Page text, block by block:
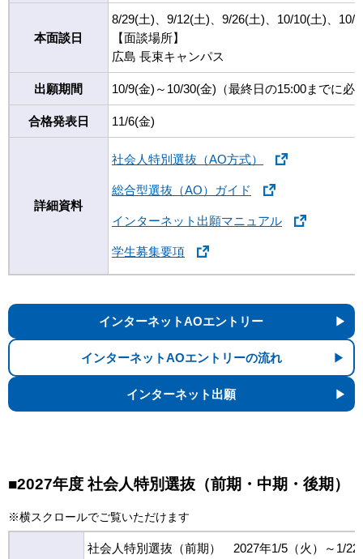
本面談日
8/29(土)、9/12(土)、9/26(土)、10/10(土)、
【面談場所】
広島 長束キャンパス
出願期間 10/9(金)～10/30(金)（最終日の15:00までに必
合格発表日 11/6(金)
詳細資料
社会人特別選抜（AO方式）
総合型選抜（AO）ガイド
インターネット出願マニュアル
学生募集要項
インターネットAOエントリー
インターネットAOエントリーの流れ
インターネット出願
■2027年度 社会人特別選抜（前期・中期・後期）
※横スクロールでご覧いただけます
社会人特別選抜（前期） 2027年1/5（火）～1/22